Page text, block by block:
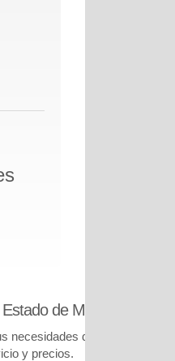
de México?
de cuidado.
y precios.